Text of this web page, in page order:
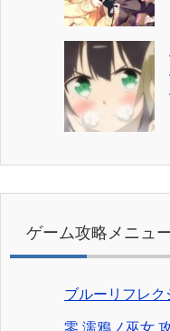
ゲーム攻略メニュ
ブルーリフレ
零 濡鴉ノ巫女